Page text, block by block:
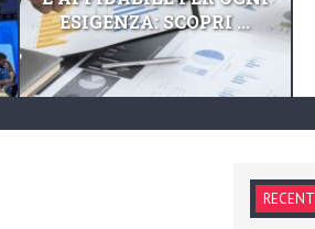
ESIGENZA: SCOPRI ...
RECENT